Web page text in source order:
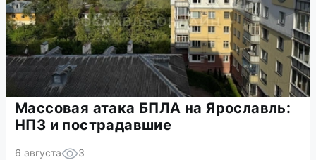
Массовая атака БПЛА на Ярославль:
НПЗ и пострадавшие
6 августа 3